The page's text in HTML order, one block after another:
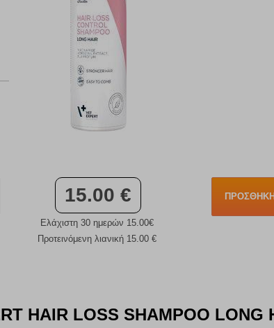
15.00 €
Ελάχιστη 30 ημερών 15.00€
Προτεινόμενη λιανική 15.00 €
HAIR LOSS SHAMPOO LONG